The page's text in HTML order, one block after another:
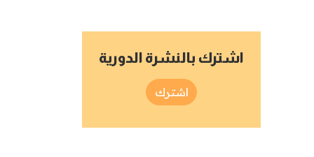
اشترك بالنشرة الدورية
اشترك